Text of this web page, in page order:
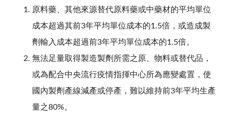
原料藥、其他來源替代原料藥或中藥材的平均單位
成本超過其前3年平均單位成本的1.5倍，或造成製
劑輸入成本超過前3年平均單位成本的1.5倍。
無法足量取得製造製劑所需之原、物料或替代品，
或為配合中央流行疫情指揮中心所為應變處置，使
國內製劑產線減產或停產，難以維持前3年平均生產
量之80%。